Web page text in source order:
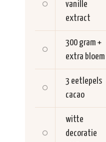
vanille
extract
300 gram +
extra bloem
3 eetlepels
cacao
witte
decoratie